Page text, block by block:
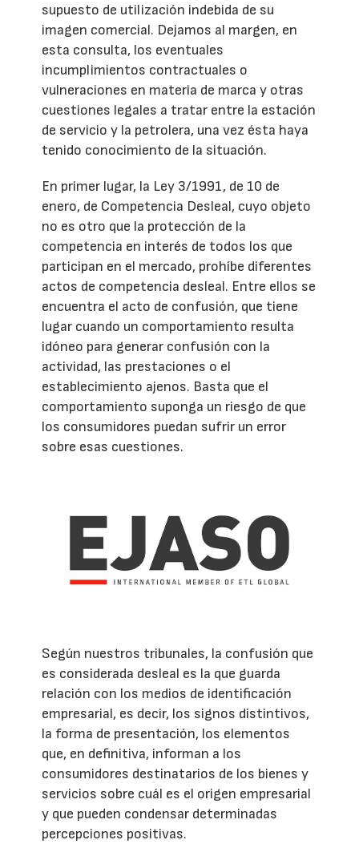
supuesto de utilización indebida de su
imagen comercial. Dejamos al margen, en
esta consulta, los eventuales
incumplimientos contractuales o
vulneraciones en materia de marca y otras
cuestiones legales a tratar entre la estación
de servicio y la petrolera, una vez ésta haya
tenido conocimiento de la situación.
En primer lugar, la Ley 3/1991, de 10 de
enero, de Competencia Desleal, cuyo objeto
no es otro que la protección de la
competencia en interés de todos los que
participan en el mercado, prohíbe diferentes
actos de competencia desleal. Entre ellos se
encuentra el acto de confusión, que tiene
lugar cuando un comportamiento resulta
idóneo para generar confusión con la
actividad, las prestaciones o el
establecimiento ajenos. Basta que el
comportamiento suponga un riesgo de que
los consumidores puedan sufrir un error
sobre esas cuestiones.
Según nuestros tribunales, la confusión que
es considerada desleal es la que guarda
relación con los medios de identificación
empresarial, es decir, los signos distintivos,
la forma de presentación, los elementos
que, en definitiva, informan a los
consumidores destinatarios de los bienes y
servicios sobre cuál es el origen empresarial
y que pueden condensar determinadas
percepciones positivas.